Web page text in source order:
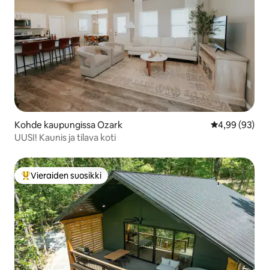
Kohde kaupungissa Ozark
4,99 (93)
UUSI! Kaunis ja tilava koti
Vieraiden suosikkien parhaimmistoa
Vieraiden suosikki